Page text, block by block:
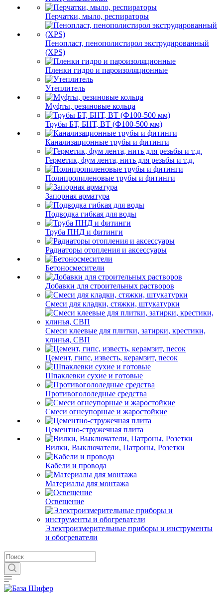
Перчатки, мыло, респираторы
Пенопласт, пенополистирол экструдированный
(XPS)
Пленки гидро и пароизоляционные
Утеплитель
Муфты, резиновые кольца
Трубы БТ, БНТ, ВТ (Ф100-500 мм)
Канализационные трубы и фитинги
Герметик, фум лента, нить для резьбы и т.д.
Полипропиленовые трубы и фитинги
Запорная арматура
Подводка гибкая для воды
Труба ПНД и фитинги
Радиаторы отопления и аксессуары
Бетоносмесители
Добавки для строительных растворов
Смеси для кладки, стяжки, штукатурки
Смеси клеевые для плитки, затирки, крестики,
клинья, СВП
Цемент, гипс, известь, керамзит, песок
Шпаклевки сухие и готовые
Противогололедные средства
Смеси огнеупорные и жаростойкие
Цементно-стружечная плита
Вилки, Выключатели, Патроны, Розетки
Кабели и провода
Материалы для монтажа
Освещение
Электроизмерительные приборы и инструменты
и обогреватели